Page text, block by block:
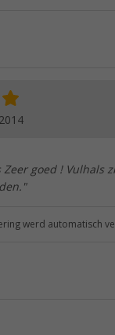
Zeer goed !
werd automatisch